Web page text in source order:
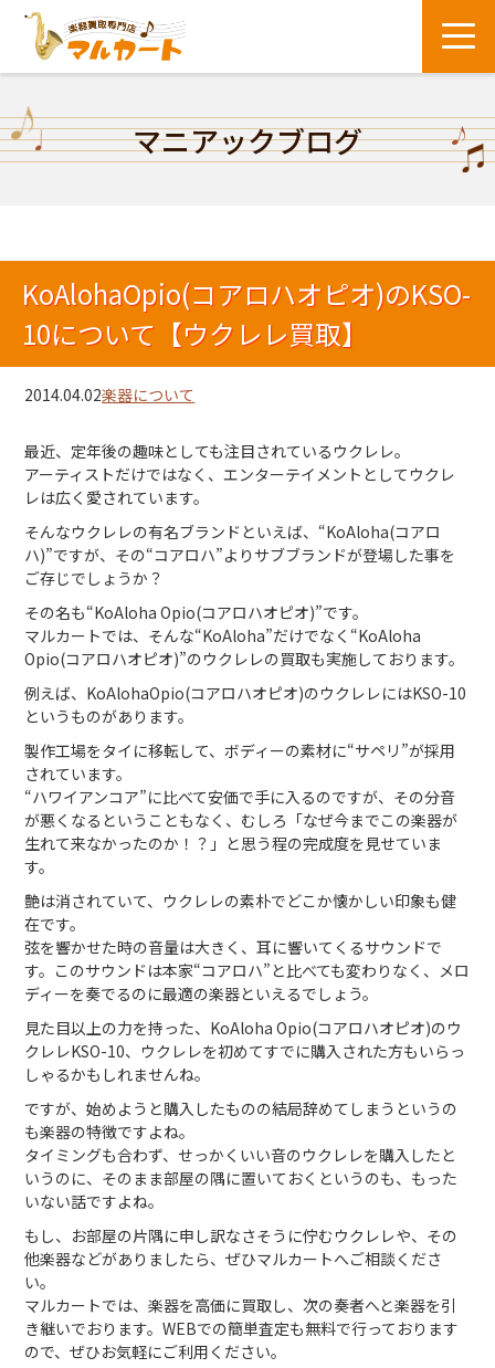
マニアックブログ
KoAlohaOpio(コアロハオピオ)のKSO-
10について【ウクレレ買取】
2014.04.02楽器について
最近、定年後の趣味としても注目されているウクレレ。
アーティストだけではなく、エンターテイメントとしてウクレ
レは広く愛されています。
そんなウクレレの有名ブランドといえば、“KoAloha(コアロ
ハ)”ですが、その“コアロハ”よりサブブランドが登場した事を
ご存じでしょうか？
その名も“KoAloha Opio(コアロハオピオ)”です。
マルカートでは、そんな“KoAloha”だけでなく“KoAloha
Opio(コアロハオピオ)”のウクレレの買取も実施しております。
例えば、KoAlohaOpio(コアロハオピオ)のウクレレにはKSO-10
というものがあります。
製作工場をタイに移転して、ボディーの素材に“サペリ”が採用
されています。
“ハワイアンコア”に比べて安価で手に入るのですが、その分音
が悪くなるということもなく、むしろ「なぜ今までこの楽器が
生れて来なかったのか！？」と思う程の完成度を見せていま
す。
艶は消されていて、ウクレレの素朴でどこか懐かしい印象も健
在です。
弦を響かせた時の音量は大きく、耳に響いてくるサウンドで
す。このサウンドは本家“コアロハ”と比べても変わりなく、メロ
ディーを奏でるのに最適の楽器といえるでしょう。
見た目以上の力を持った、KoAloha Opio(コアロハオピオ)のウ
クレレKSO-10、ウクレレを初めてすでに購入された方もいらっ
しゃるかもしれませんね。
ですが、始めようと購入したものの結局辞めてしまうというの
も楽器の特徴ですよね。
タイミングも合わず、せっかくいい音のウクレレを購入したと
いうのに、そのまま部屋の隅に置いておくというのも、もった
いない話ですよね。
もし、お部屋の片隅に申し訳なさそうに佇むウクレレや、その
他楽器などがありましたら、ぜひマルカートへご相談くださ
い。
マルカートでは、楽器を高価に買取し、次の奏者へと楽器を引
き継いでおります。WEBでの簡単査定も無料で行っております
ので、ぜひお気軽にご利用ください。